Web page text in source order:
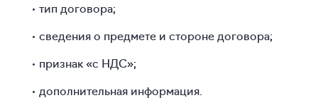
тип договора;
сведения о предмете и стороне договора;
признак «с НДС»;
дополнительная информация.